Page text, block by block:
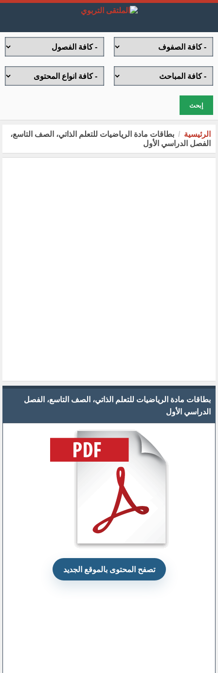
إبحث
الرئيسية
بطاقات مادة الرياضيات للتعلم الذاتي، الصف التاسع،
الفصل الدراسي الأول
بطاقات مادة الرياضيات للتعلم الذاتي، الصف التاسع، الفصل
الدراسي الأول
تصفح المحتوى بالموقع الجديد